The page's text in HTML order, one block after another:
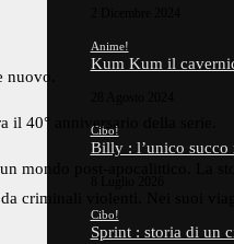
Anime!
Kum Kum il
Cibo!
Billy : l’unico succo
Cibo!
Sprint : storia di un
40° anniversario della serie.
mondo post-apocalittico. La
criminali violenti. Nei suoi